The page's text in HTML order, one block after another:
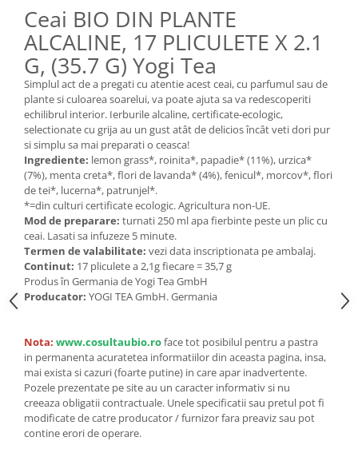
Batoane
Dulciuri bio
Guma de mestecat bio
Snacksuri
Seminte, fructe uscate, samburi
Mixuri, condimente si mirodenii
Mixuri
Condimente
Mirodenii
Maioneza bio
Pesto Bio
Semipreparate
Specialitati si produse asiatice
Ceai BIO DIN PLANTE
ALCALINE, 17 PLICULETE X 2.1
G, (35.7 G) Yogi Tea
Simplul act de a pregati cu atentie acest ceai, cu parfumul sau de
plante si culoarea soarelui, va poate ajuta sa va redescoperiti
echilibrul interior. Ierburile alcaline, certificate-ecologic,
selectionate cu grija au un gust atât de delicios încât veti dori pur
si simplu sa mai preparati o ceasca!
Ingrediente: lemon grass*, roinita*, papadie* (11%), urzica*
(7%), menta creta*, flori de lavanda* (4%), fenicul*, morcov*, flori
de tei*, lucerna*, patrunjel*.
*=din culturi certificate ecologic. Agricultura non-UE.
Mod de preparare: turnati 250 ml apa fierbinte peste un plic cu
ceai. Lasati sa infuzeze 5 minute.
Termen de valabilitate: vezi data inscriptionata pe ambalaj.
Continut: 17 pliculete a 2,1g fiecare = 35,7 g
Produs în Germania de Yogi Tea GmbH
Producator: YOGI TEA GmbH. Germania
Nota: www.cosultaubio.roface tot posibilul pentru a pastra
in permanenta acuratetea informatiilor din aceasta pagina, insa,
mai exista si cazuri (foarte putine) in care apar inadvertente.
Pozele prezentate pe site au un caracter informativ si nu
creeaza obligatii contractuale. Unele specificatii sau pretul pot fi
modificate de catre producator / furnizor fara preaviz sau pot
contine erori de operare.